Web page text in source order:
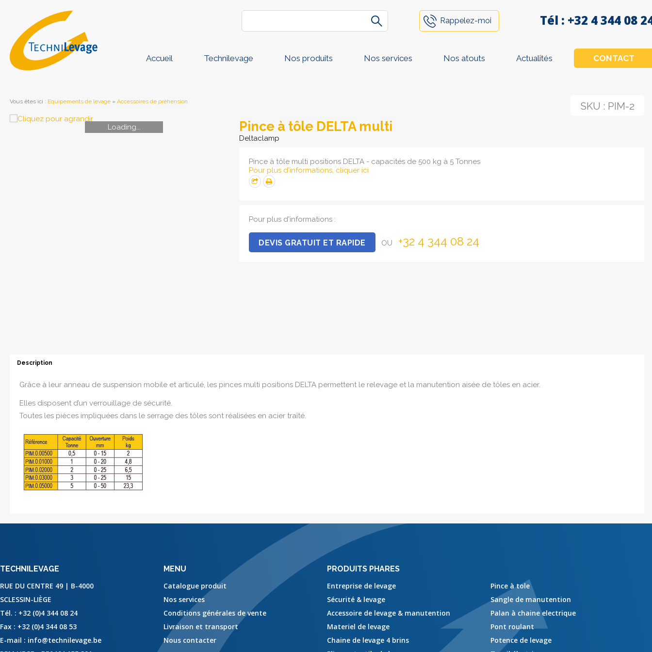
Tél : +32 4 344 08
Rappelez-moi
Accueil Technilevage Nos produits Nos services Nos atouts Actualités CONTACT
Vous êtes ici : Equipements de levage » Accessoires de préhension
Loading...
SKU : PIM-2
Pince à tôle DELTA multi
Deltaclamp
Pince à tôle multi positions DELTA - capacités de 500 kg à 5 Tonnes
Pour plus d'informations, cliquer ici
Pour plus d'informations :
DEVIS GRATUIT ET RAPIDE OU +32 4 344 08 24
Description
Grâce à leur anneau de suspension mobile et articulé, les pinces multi positions DELTA permettent le relevage et la manutention aisée de tôles en acier.
Elles disposent d’un verrouillage de sécurité.
Toutes les pièces impliquées dans le serrage des tôles sont réalisées en acier traîté.
TECHNILEVAGE
RUE DU CENTRE 49 | B-4000
SCLESSIN-LIÈGE
Tél. : +32 (0)4 344 08 24
Fax : +32 (0)4 344 08 53
E-mail : info@technilevage.be
MENU
Catalogue produit
Nos services
Conditions générales de vente
Livraison et transport
Nous contacter
PRODUITS PHARES
Entreprise de levage
Sécurité & levage
Accessoire de levage & manutention
Materiel de levage
Chaine de levage 4 brins
Pince à tole
Sangle de manutention
Palan à chaine electrique
Pont roulant
Potence de levage